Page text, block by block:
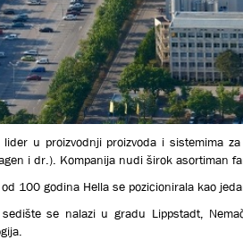
lider u proizvodnji proizvoda i sistemima
i dr.) . Кompanija nudi širok asortiman
od 100 godina Hella se pozicionirala kao
sedište se nalazi u gradu Lippstadt,